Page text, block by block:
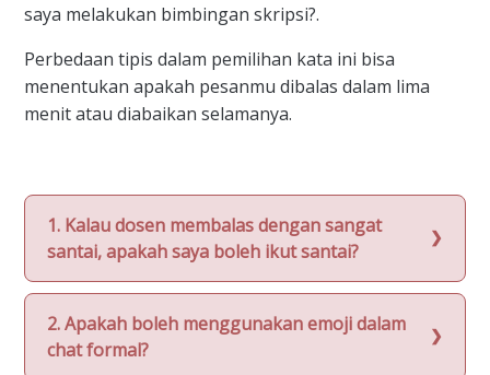
saya melakukan bimbingan skripsi?.
Perbedaan tipis dalam pemilihan kata ini bisa
menentukan apakah pesanmu dibalas dalam lima
menit atau diabaikan selamanya.
1. Kalau dosen membalas dengan sangat
santai, apakah saya boleh ikut santai?
2. Apakah boleh menggunakan emoji dalam
chat formal?